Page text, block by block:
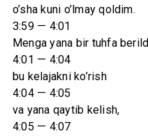
o’sha kuni o’lmay qoldim.
3:59 — 4:01
Menga yana bir tuhfa
4:01 — 4:04
bu kelajakni ko’rish
4:04 — 4:05
va yana qaytib kelish,
4:05 — 4:07